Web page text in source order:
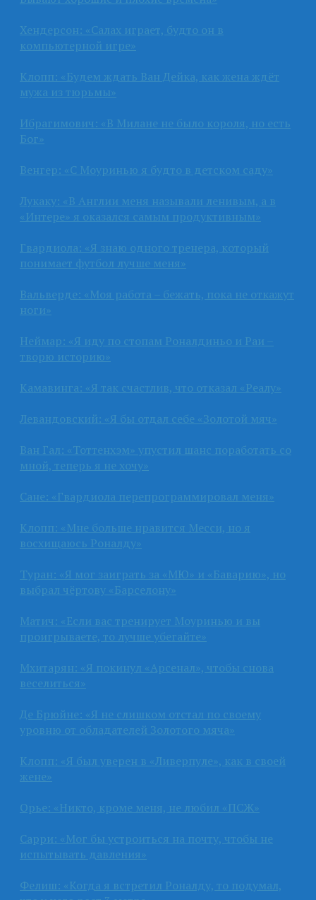
Хендерсон: «Салах играет, будто он в
компьютерной игре»
Клопп: «Будем ждать Ван Дейка, как жена ждёт
мужа из тюрьмы»
Ибрагимович: «В Милане не было короля, но есть
Бог»
Венгер: «С Моуринью я будто в детском саду»
Лукаку: «В Англии меня называли ленивым, а в
«Интере» я оказался самым продуктивным»
Гвардиола: «Я знаю одного тренера, который
понимает футбол лучше меня»
Вальверде: «Моя работа – бежать, пока не откажут
ноги»
Неймар: «Я иду по стопам Роналдиньо и Раи –
творю историю»
Камавинга: «Я так счастлив, что отказал «Реалу»
Левандовский: «Я бы отдал себе «Золотой мяч»
Ван Гал: «Тоттенхэм» упустил шанс поработать со
мной, теперь я не хочу»
Сане: «Гвардиола перепрограммировал меня»
Клопп: «Мне больше нравится Месси, но я
восхищаюсь Роналду»
Туран: «Я мог заиграть за «МЮ» и «Баварию», но
выбрал чёртову «Барселону»
Матич: «Если вас тренирует Моуринью и вы
проигрываете, то лучше убегайте»
Мхитарян: «Я покинул «Арсенал», чтобы снова
веселиться»
Де Брюйне: «Я не слишком отстал по своему
уровню от обладателей Золотого мяча»
Клопп: «Я был уверен в «Ливерпуле», как в своей
жене»
Орье: «Никто, кроме меня, не любил «ПСЖ»
Сарри: «Мог бы устроиться на почту, чтобы не
испытывать давления»
Фелиш: «Когда я встретил Роналду, то подумал,